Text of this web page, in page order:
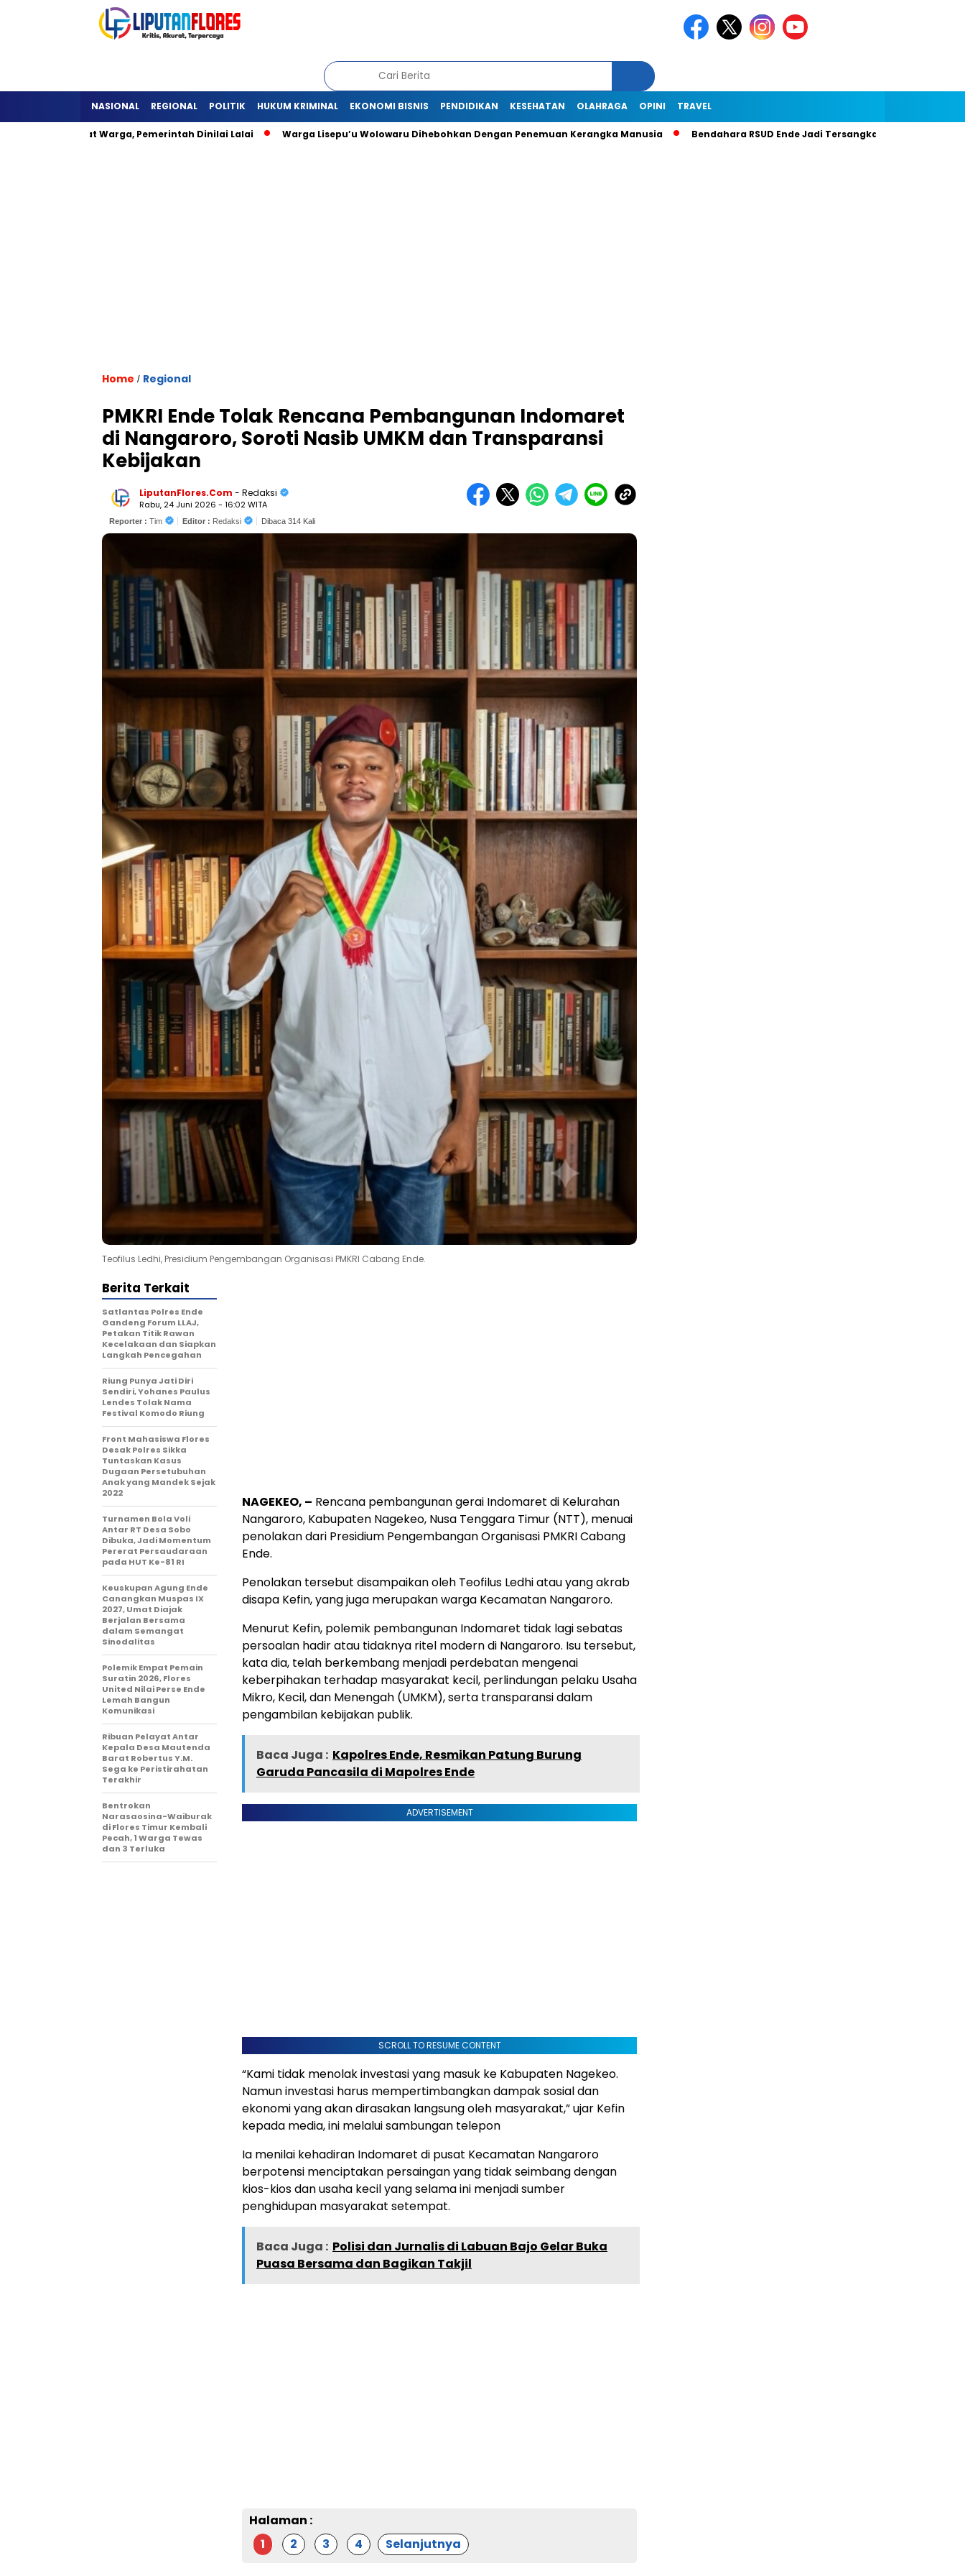
NASIONAL REGIONAL POLITIK HUKUM KRIMINAL EKONOMI BISNIS PENDIDIKAN KESEHATAN OLAHRAGA OPINI TRAVEL
Hambat Warga, Pemerintah Dinilai Lalai Warga Lisepu’u Wolowaru Dihebohkan Dengan Penemuan Kerangka Manusia Bendahara RSUD Ende Jadi Tersangka Dugaan Korupsi Rp1,9
Home / Regional
PMKRI Ende Tolak Rencana Pembangunan Indomaret
di Nangaroro, Soroti Nasib UMKM dan Transparansi
Kebijakan
LiputanFlores.Com - Redaksi
Rabu, 24 Juni 2026 - 16:02 WITA
Reporter : Tim Editor : Redaksi Dibaca 314 Kali
Teofilus Ledhi, Presidium Pengembangan Organisasi PMKRI Cabang Ende.
NAGEKEO, – Rencana pembangunan gerai Indomaret di Kelurahan
Nangaroro, Kabupaten Nagekeo, Nusa Tenggara Timur (NTT), menuai
penolakan dari Presidium Pengembangan Organisasi PMKRI Cabang
Ende.
Penolakan tersebut disampaikan oleh Teofilus Ledhi atau yang akrab
disapa Kefin, yang juga merupakan warga Kecamatan Nangaroro.
Menurut Kefin, polemik pembangunan Indomaret tidak lagi sebatas
persoalan hadir atau tidaknya ritel modern di Nangaroro. Isu tersebut,
kata dia, telah berkembang menjadi perdebatan mengenai
keberpihakan terhadap masyarakat kecil, perlindungan pelaku Usaha
Mikro, Kecil, dan Menengah (UMKM), serta transparansi dalam
pengambilan kebijakan publik.
Baca Juga : Kapolres Ende, Resmikan Patung Burung
Garuda Pancasila di Mapolres Ende
ADVERTISEMENT
SCROLL TO RESUME CONTENT
“Kami tidak menolak investasi yang masuk ke Kabupaten Nagekeo.
Namun investasi harus mempertimbangkan dampak sosial dan
ekonomi yang akan dirasakan langsung oleh masyarakat,” ujar Kefin
kepada media, ini melalui sambungan telepon
Ia menilai kehadiran Indomaret di pusat Kecamatan Nangaroro
berpotensi menciptakan persaingan yang tidak seimbang dengan
kios-kios dan usaha kecil yang selama ini menjadi sumber
penghidupan masyarakat setempat.
Baca Juga : Polisi dan Jurnalis di Labuan Bajo Gelar Buka
Puasa Bersama dan Bagikan Takjil
Halaman :
1
2 3 4 Selanjutnya
Berita Terkait
Satlantas Polres Ende
Gandeng Forum LLAJ,
Petakan Titik Rawan
Kecelakaan dan Siapkan
Langkah Pencegahan
Riung Punya Jati Diri
Sendiri, Yohanes Paulus
Lendes Tolak Nama
Festival Komodo Riung
Front Mahasiswa Flores
Desak Polres Sikka
Tuntaskan Kasus
Dugaan Persetubuhan
Anak yang Mandek Sejak
2022
Turnamen Bola Voli
Antar RT Desa Sobo
Dibuka, Jadi Momentum
Pererat Persaudaraan
pada HUT Ke-81 RI
Keuskupan Agung Ende
Canangkan Muspas IX
2027, Umat Diajak
Berjalan Bersama
dalam Semangat
Sinodalitas
Polemik Empat Pemain
Suratin 2026, Flores
United Nilai Perse Ende
Lemah Bangun
Komunikasi
Ribuan Pelayat Antar
Kepala Desa Mautenda
Barat Robertus Y.M.
Sega ke Peristirahatan
Terakhir
Bentrokan
Narasaosina-Waiburak
di Flores Timur Kembali
Pecah, 1 Warga Tewas
dan 3 Terluka